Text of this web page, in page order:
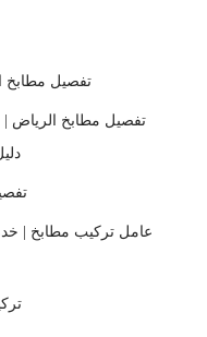
تفصيل مطابخ
تفصيل مطابخ الرياض
عامل تركيب مطابخ |